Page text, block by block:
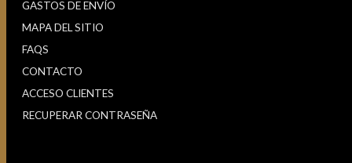
GASTOS DE ENVÍO
MAPA DEL SITIO
FAQS
CONTACTO
ACCESO CLIENTES
RECUPERAR CONTRASEÑA